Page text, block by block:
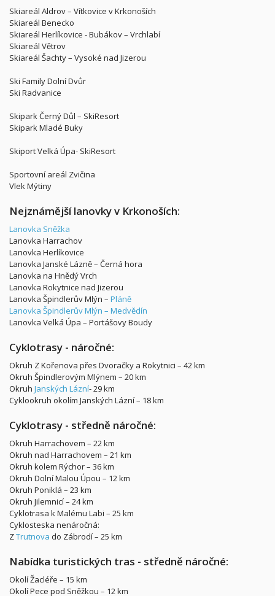
Skiareál Aldrov – Vítkovice v Krkonoších
Skiareál Benecko
Skiareál Herlíkovice - Bubákov – Vrchlabí
Skiareál Větrov
Skiareál Šachty – Vysoké nad Jizerou
Ski Family Dolní Dvůr
Ski Radvanice
Skipark Černý Důl – SkiResort
Skipark Mladé Buky
Skiport Velká Úpa- SkiResort
Sportovní areál Zvičina
Vlek Mýtiny
Nejznámější lanovky v Krkonoších:
Lanovka Sněžka
Lanovka Harrachov
Lanovka Herlíkovice
Lanovka Janské Lázně – Černá hora
Lanovka na Hnědý Vrch
Lanovka Rokytnice nad Jizerou
Lanovka Špindlerův Mlýn – Pláně
Lanovka Špindlerův Mlýn – Medvědín
Lanovka Velká Úpa – Portášovy Boudy
Cyklotrasy - náročné:
Okruh Z Kořenova přes Dvoračky a Rokytnici – 42 km
Okruh Špindlerovým Mlýnem – 20 km
Okruh Janských Lázní- 29 km
Cyklookruh okolím Janských Lázní – 18 km
Cyklotrasy - středně náročné:
Okruh Harrachovem – 22 km
Okruh nad Harrachovem – 21 km
Okruh kolem Rýchor – 36 km
Okruh Dolní Malou Úpou – 12 km
Okruh Poniklá – 23 km
Okruh Jilemnicí – 24 km
Cyklotrasa k Malému Labi – 25 km
Cyklosteska nenáročná:
ZTrutnova do Zábrodí – 25 km
Nabídka turistických tras - středně náročné:
Okolí Žacléře – 15 km
Okolí Pece pod Sněžkou – 12 km